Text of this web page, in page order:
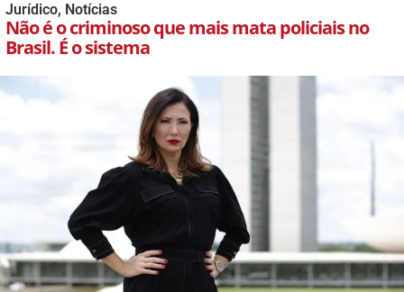
Jurídico, Notícias
Não é o criminoso que mais mata policiais no
Brasil. É o sistema